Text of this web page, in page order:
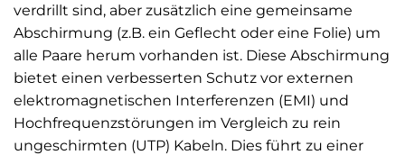
verdrillt sind, aber zusätzlich eine gemeinsame
Abschirmung (z.B. ein Geflecht oder eine Folie) um
alle Paare herum vorhanden ist. Diese Abschirmung
bietet einen verbesserten Schutz vor externen
elektromagnetischen Interferenzen (EMI) und
Hochfrequenzstörungen im Vergleich zu rein
ungeschirmten (UTP) Kabeln. Dies führt zu einer